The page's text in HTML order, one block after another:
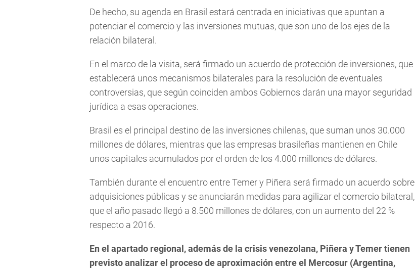
De hecho, su agenda en Brasil estará centrada en iniciativas que apuntan a
potenciar el comercio y las inversiones mutuas, que son uno de los ejes de la
relación bilateral.
En el marco de la visita, será firmado un acuerdo de protección de inversiones, que
establecerá unos mecanismos bilaterales para la resolución de eventuales
controversias, que según coinciden ambos Gobiernos darán una mayor seguridad
jurídica a esas operaciones.
Brasil es el principal destino de las inversiones chilenas, que suman unos 30.000
millones de dólares, mientras que las empresas brasileñas mantienen en Chile
unos capitales acumulados por el orden de los 4.000 millones de dólares.
También durante el encuentro entre Temer y Piñera será firmado un acuerdo sobre
adquisiciones públicas y se anunciarán medidas para agilizar el comercio bilateral,
que el año pasado llegó a 8.500 millones de dólares, con un aumento del 22 %
respecto a 2016.
En el apartado regional, además de la crisis venezolana, Piñera y Temer tienen
previsto analizar el proceso de aproximación entre el Mercosur (Argentina,